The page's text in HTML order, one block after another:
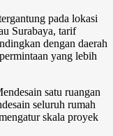
pada lokasi
Surabaya, tarif
dengan daerah
yang lebih
satu ruangan
seluruh rumah
skala proyek